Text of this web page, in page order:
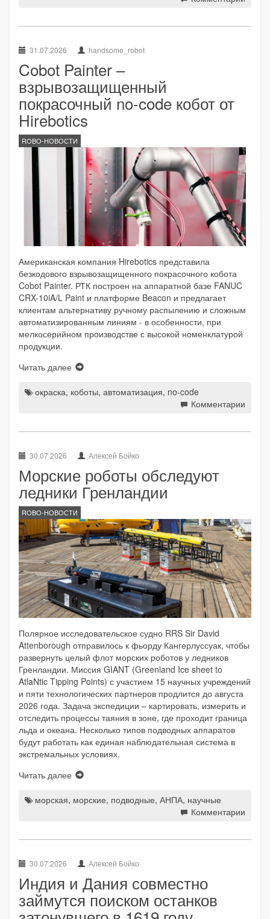
31.07.2026 handsome_robot
Cobot Painter –
взрывозащищенный
покрасочный no-code кобот от
Hirebotics
ROBO-НОВОСТИ
Американская компания Hirebotics представила
безкодового взрывозащищенного покрасочного кобота
Cobot Painter. РТК построен на аппаратной базе FANUC
CRX-10iA/L Paint и платформе Beacon и предлагает
клиентам альтернативу ручному распылению и сложным
автоматизированным линиям - в особенности, при
мелкосерийном производстве с высокой номенклатурой
продукции.
Читать далее
окраска, коботы, автоматизация, no-code
Комментарии
30.07.2026 Алексей Бойко
Морские роботы обследуют
ледники Гренландии
ROBO-НОВОСТИ
Полярное исследовательское судно RRS Sir David
Attenborough отправилось к фьорду Кангерлуссуак, чтобы
развернуть целый флот морских роботов у ледников
Гренландии. Миссия GIANT (Greenland Ice sheet to
AtlaNtic Tipping Points) с участием 15 научных учреждений
и пяти технологических партнеров продлится до августа
2026 года. Задача экспедиции – картировать, измерить и
отследить процессы таяния в зоне, где проходит граница
льда и океана. Несколько типов подводных аппаратов
будут работать как единая наблюдательная система в
экстремальных условиях.
Читать далее
морская, морские, подводные, АНПА, научные
Комментарии
30.07.2026 Алексей Бойко
Индия и Дания совместно
займутся поиском останков